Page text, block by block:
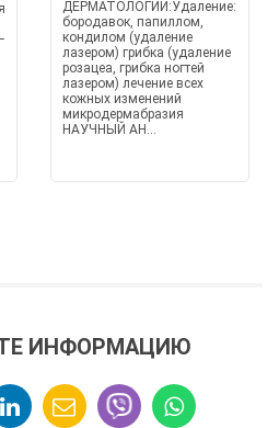
ДЕРМАТОЛОГИИ:Удаление:
бородавок, папиллом,
кондилом (удаление
лазером) грибка (удаление
розацеа, грибка ногтей
лазером) лечение всех
кожных изменений
микродермабразия
НАУЧНЫЙ АН...
ИНФОРМАЦИЮ